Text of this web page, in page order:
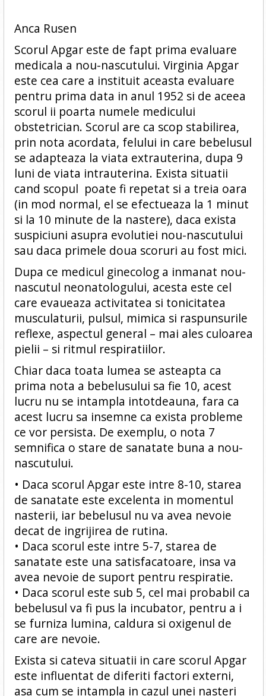
Anca Rusen
Scorul Apgar este de fapt prima evaluare
medicala a nou-nascutului. Virginia Apgar
este cea care a instituit aceasta evaluare
pentru prima data in anul 1952 si de aceea
scorul ii poarta numele medicului
obstetrician. Scorul are ca scop stabilirea,
prin nota acordata, felului in care bebelusul
se adapteaza la viata extrauterina, dupa 9
luni de viata intrauterina. Exista situatii
cand scopul poate fi repetat si a treia oara
(in mod normal, el se efectueaza la 1 minut
si la 10 minute de la nastere), daca exista
suspiciuni asupra evolutiei nou-nascutului
sau daca primele doua scoruri au fost mici.
Dupa ce medicul ginecolog a inmanat nou-
nascutul neonatologului, acesta este cel
care evaueaza activitatea si tonicitatea
musculaturii, pulsul, mimica si raspunsurile
reflexe, aspectul general – mai ales culoarea
pielii – si ritmul respiratiilor.
Chiar daca toata lumea se asteapta ca
prima nota a bebelusului sa fie 10, acest
lucru nu se intampla intotdeauna, fara ca
acest lucru sa insemne ca exista probleme
ce vor persista. De exemplu, o nota 7
semnifica o stare de sanatate buna a nou-
nascutului.
• Daca scorul Apgar este intre 8-10, starea
de sanatate este excelenta in momentul
nasterii, iar bebelusul nu va avea nevoie
decat de ingrijirea de rutina.
• Daca scorul este intre 5-7, starea de
sanatate este una satisfacatoare, insa va
avea nevoie de suport pentru respiratie.
• Daca scorul este sub 5, cel mai probabil ca
bebelusul va fi pus la incubator, pentru a i
se furniza lumina, caldura si oxigenul de
care are nevoie.
Exista si cateva situatii in care scorul Apgar
este influentat de diferiti factori externi,
asa cum se intampla in cazul unei nasteri